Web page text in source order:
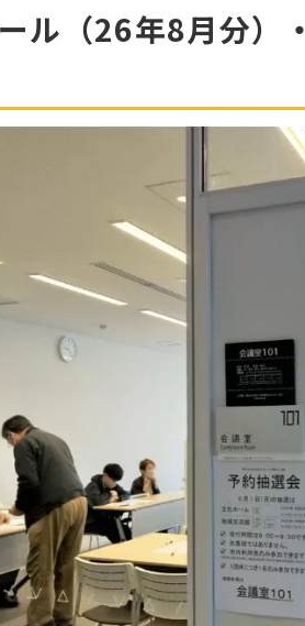
ル（26年8月分）